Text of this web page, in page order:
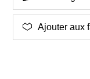
Ajouter aux